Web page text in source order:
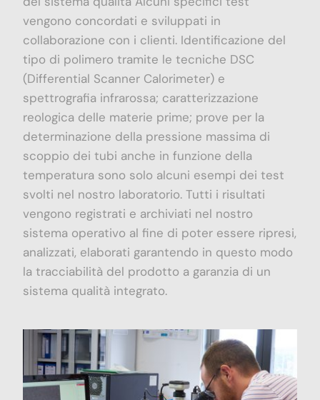
vengono concordati e sviluppati in
collaborazione con i clienti. Identificazione del
tipo di polimero tramite le tecniche DSC
(Differential Scanner Calorimeter) e
spettrografia infrarossa; caratterizzazione
reologica delle materie prime; prove per la
determinazione della pressione massima di
scoppio dei tubi anche in funzione della
temperatura sono solo alcuni esempi dei test
svolti nel nostro laboratorio. Tutti i risultati
vengono registrati e archiviati nel nostro
sistema operativo al fine di poter essere ripresi,
analizzati, elaborati garantendo in questo modo
la tracciabilità del prodotto a garanzia di un
sistema qualità integrato.